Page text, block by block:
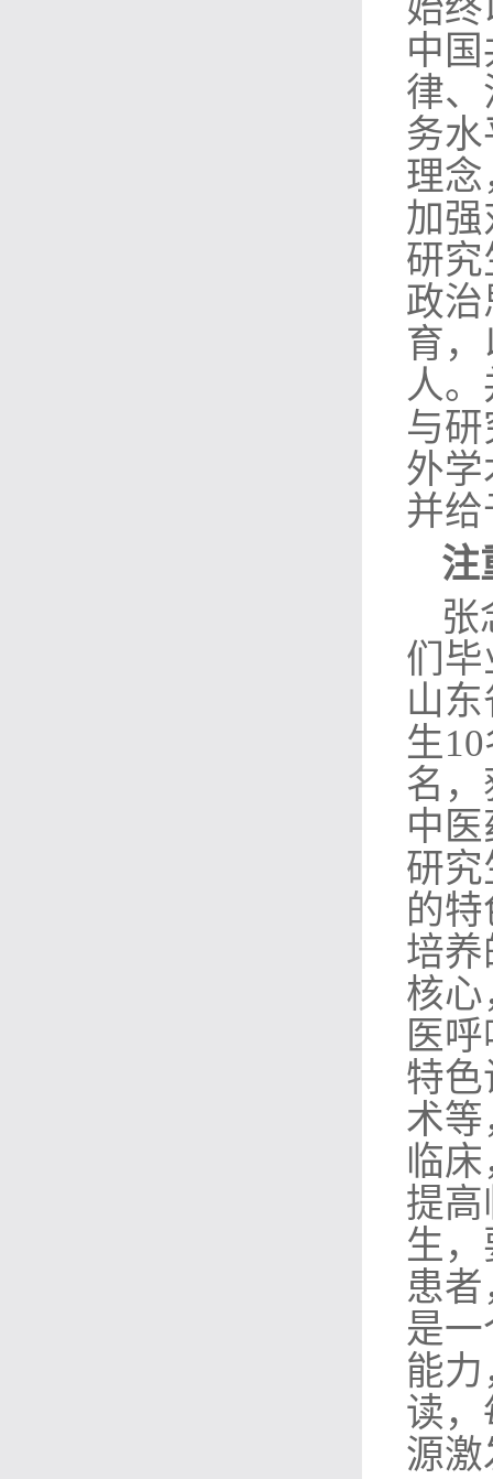
始
中
律
务
理
加
研
政
育
人
与
外
并
注
张
们
山
生
名，
中
研
的
培
核
医
特
术
临
提
生
患
是
能
读
源